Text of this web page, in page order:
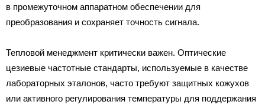
в промежуточном аппаратном обеспечении для
преобразования и сохраняет точность сигнала.
Тепловой менеджмент критически важен. Оптические
цезиевые частотные стандарты, используемые в качестве
лабораторных эталонов, часто требуют защитных кожухов
или активного регулирования температуры для поддержания